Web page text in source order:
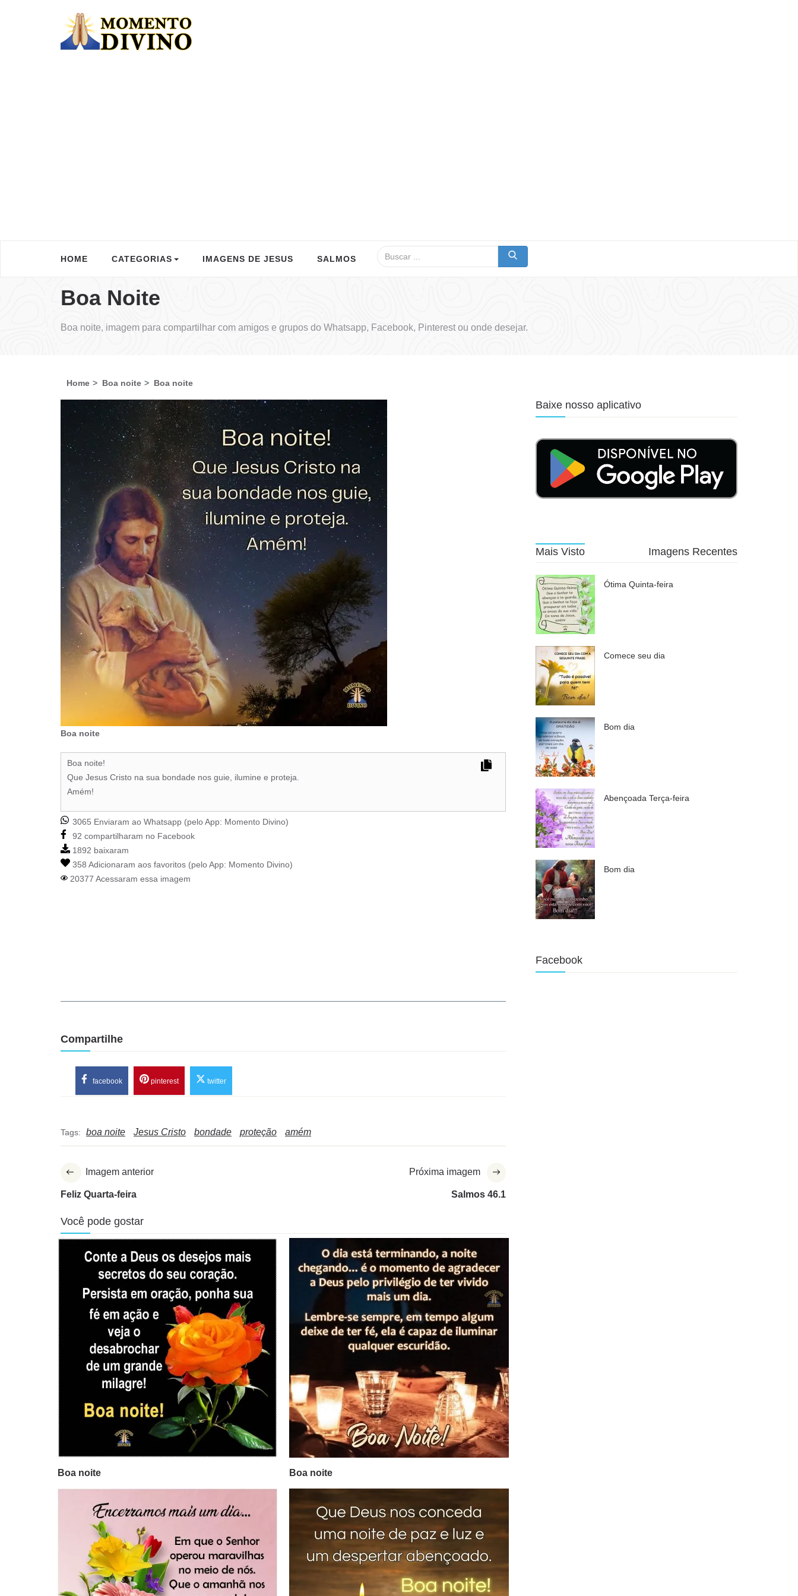
HOME CATEGORIAS IMAGENS DE JESUS SALMOS
Boa Noite
Boa noite, imagem para compartilhar com amigos e grupos do Whatsapp, Facebook, Pinterest ou onde desejar.
Home Boa noite Boa noite
Boa noite
Boa noite!
Que Jesus Cristo na sua bondade nos guie, ilumine e proteja.
Amém!
3065 Enviaram ao Whatsapp (pelo App: Momento Divino)
92 compartilharam no Facebook
1892 baixaram
358 Adicionaram aos favoritos (pelo App: Momento Divino)
20377 Acessaram essa imagem
Compartilhe
facebook pinterest twitter
Tags: boa noite Jesus Cristo bondade proteção amém
Imagem anterior
Feliz Quarta-feira
Próxima imagem
Salmos 46.1
Você pode gostar
Boa noite Boa noite
Baixe nosso aplicativo
Mais Visto Imagens Recentes
Ótima Quinta-feira
Comece seu dia
Bom dia
Abençoada Terça-feira
Bom dia
Facebook